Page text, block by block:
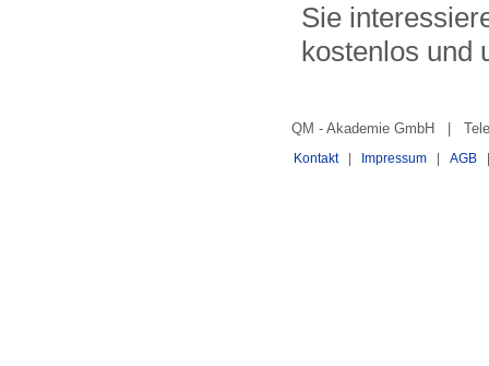
Sie
kostenlos und
QM - Akademie GmbH |
Kontakt| Impressum AGB